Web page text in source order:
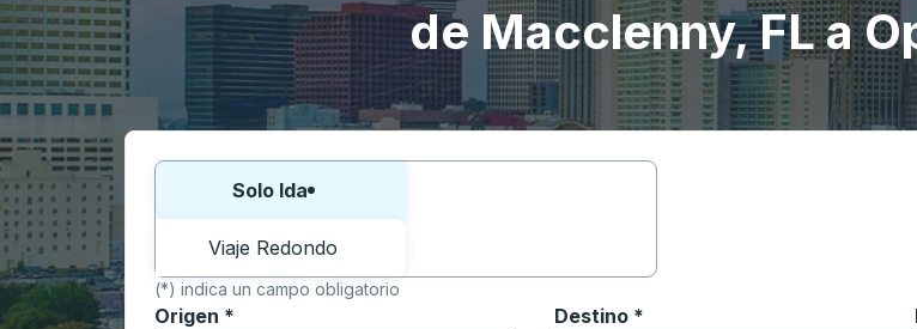
de Macclenny, FL a
Elija una forma o viaje de ida y vuelta:
Solo Ida
Viaje Redondo
(*) indica un campo obligatorio
Origen *
Destino *